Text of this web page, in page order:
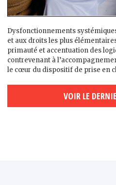
Dysfonctionnements
et aux droits les plus
primauté et accentuation des
contrevenant à
le cœur du dispositif de prise en
VOIR LE